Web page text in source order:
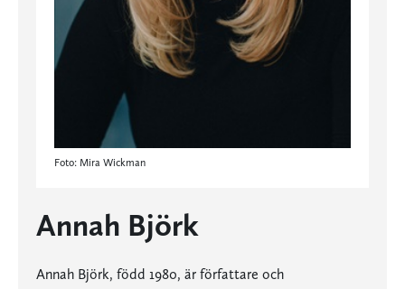
Foto: Mira Wickman
Annah Björk
Annah Björk, född 1980, är författare och